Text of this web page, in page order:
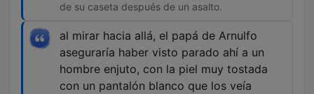
de su caseta después de un asalto.
al mirar hacia allá, el papá de Arnulfo
aseguraría haber visto parado ahí a un
hombre enjuto, con la piel muy tostada
con un pantalón blanco que los veía